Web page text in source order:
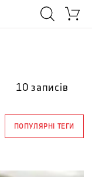
10 записів
ПОПУЛЯРНІ ТЕГИ